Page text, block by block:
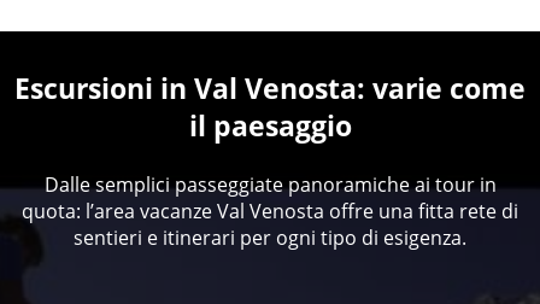
Escursioni in Val Venosta: varie come
il paesaggio
Dalle semplici passeggiate panoramiche ai tour in
quota: l’area vacanze Val Venosta offre una fitta rete di
sentieri e itinerari per ogni tipo di esigenza.